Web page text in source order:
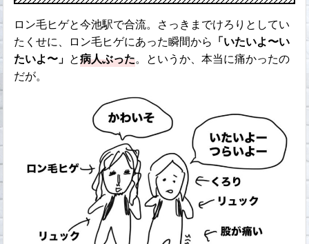
ロン毛ヒゲと今池駅で合流。さっきまでけろりとしてい
たくせに、ロン毛ヒゲにあった瞬間から 「いたいよ〜い
たいよ〜」 と病人ぶった。というか、本当に痛かったの
だが。